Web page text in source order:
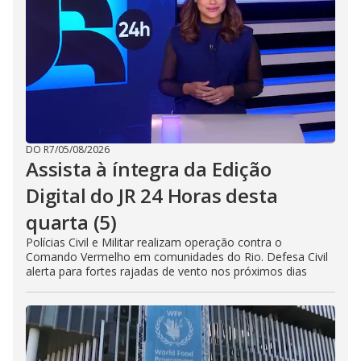
DO R7/05/08/2026
Assista à íntegra da Edição
Digital do JR 24 Horas desta
quarta (5)
Polícias Civil e Militar realizam operação contra o
Comando Vermelho em comunidades do Rio. Defesa Civil
alerta para fortes rajadas de vento nos próximos dias